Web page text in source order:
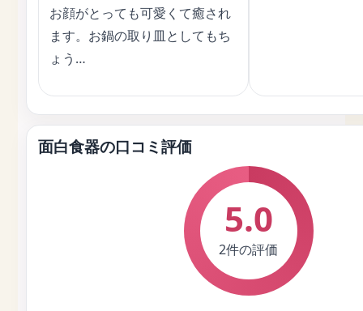
お顔がとっても可愛くて癒され
ます。お鍋の取り皿としてもち
ょう…
面白食器の口コミ評価
5.0
2件の評価